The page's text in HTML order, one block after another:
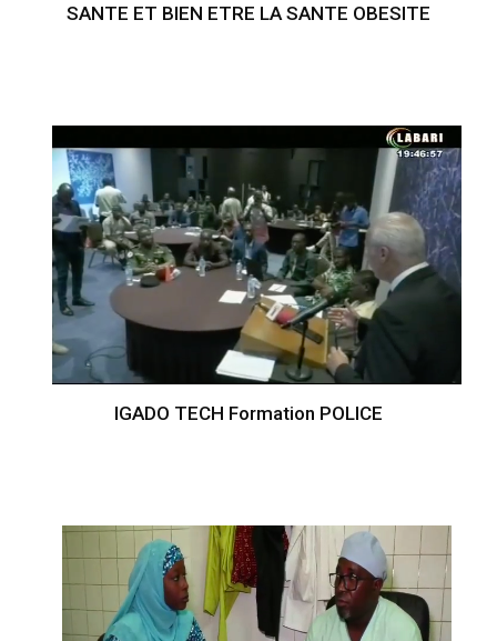
SANTE ET BIEN ETRE LA SANTE OBESITE
IGADO TECH Formation POLICE